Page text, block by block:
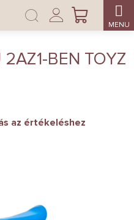
KOSÁR
Bejelentkezés
BEN TOYZ
az értékeléshez